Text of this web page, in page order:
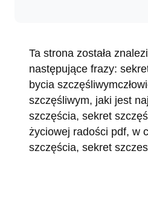
Ta strona została
następujące frazy:
bycia
szczęśliwym, jaki jest
szczęścia, sekret
życiowej radości pdf, w
szczęścia, sekret